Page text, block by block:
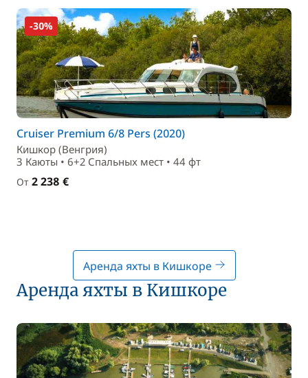
-30%
Cruiser Premium 6/8 Pers (2020)
Кишкор (Венгрия)
3 Каюты • 6+2 Спальныx мест • 44 фт
От 2 238 €
Аренда яхты в Кишкоре
Аренда яхты в Кишкоре